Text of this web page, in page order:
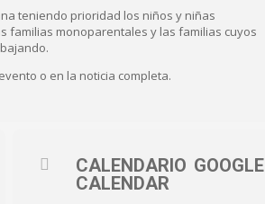
teniendo prioridad los niños y niñas
familias monoparentales y las familias cuyos
o en la noticia completa.
CALENDARIO GOOGLE
CALENDAR